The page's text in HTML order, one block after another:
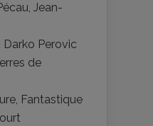
Jean-
Darko Perovic
de
, Fantastique